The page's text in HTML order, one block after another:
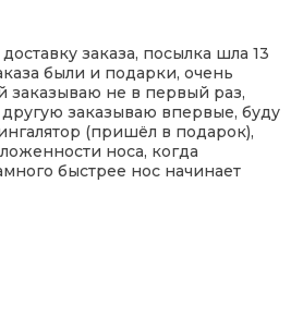
заказа, посылка шла 13
были и подарки, очень
заказываю не в первый раз,
заказываю впервые, буду
(пришёл в подарок),
носа, когда
быстрее нос начинает